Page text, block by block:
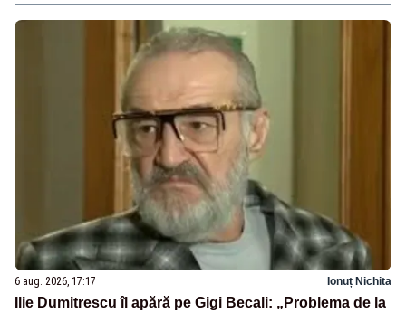
6 aug. 2026, 17:17 Ionuț Nichita
Ilie Dumitrescu îl apără pe Gigi Becali: „Problema de la